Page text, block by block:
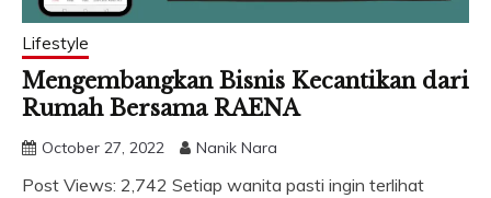
Lifestyle
Mengembangkan Bisnis Kecantikan dari
Rumah Bersama RAENA
October 27, 2022 Nanik Nara
Post Views: 2,742 Setiap wanita pasti ingin terlihat